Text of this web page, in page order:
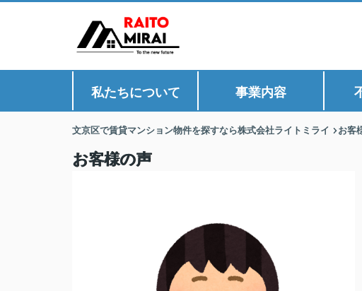
私たちについて 事業内容
文京区で賃貸マンション物件を探すなら株式会社ライトミライ お客
お客様の声